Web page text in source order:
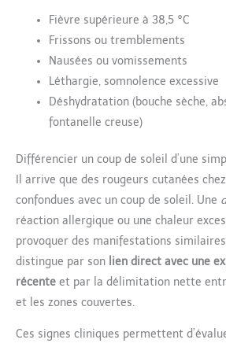
Fièvre supérieure à 38,5 °C
Frissons ou tremblements
Nausées ou vomissements
Léthargie, somnolence excessive
Déshydratation (bouche sèche,
fontanelle creuse)
Différencier un coup de soleil d’une
Il arrive que des rougeurs cutanées
confondues avec un coup de soleil. Une
réaction allergique ou une chaleur
provoquer des manifestations
distingue par son lien direct avec une
récente et par la délimitation nette
et les zones couvertes.
Ces signes cliniques permettent